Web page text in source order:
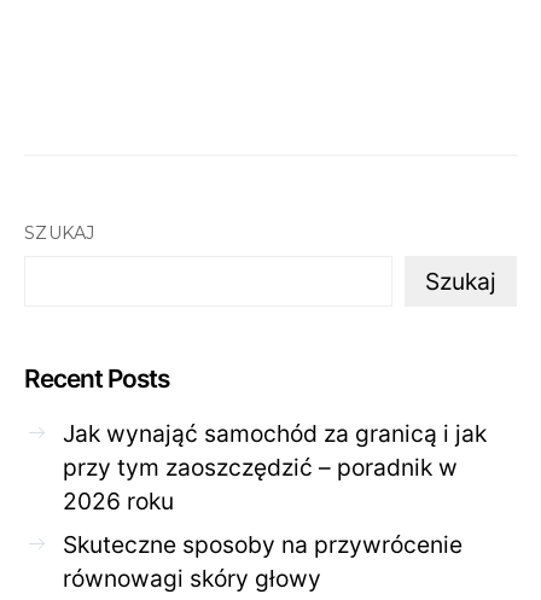
SZUKAJ
Szukaj
Recent Posts
Jak wynająć samochód za granicą i jak
przy tym zaoszczędzić – poradnik w
2026 roku
Skuteczne sposoby na przywrócenie
równowagi skóry głowy